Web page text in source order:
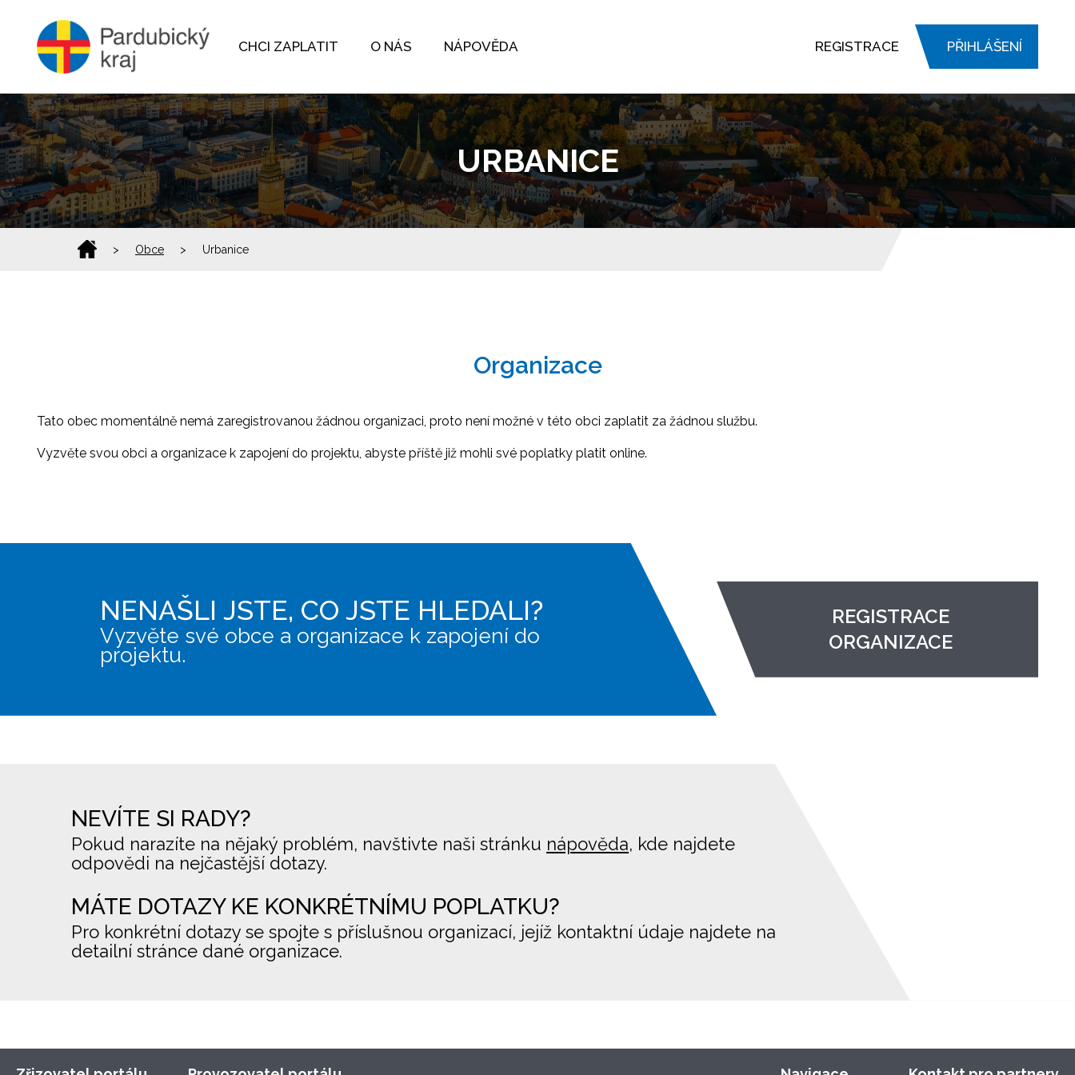
CHCI ZAPLATIT O NÁS NÁPOVĚDA REGISTRACE PŘIHLÁŠENÍ
URBANICE
> Obce > Urbanice
Organizace
Tato obec momentálně nemá zaregistrovanou žádnou organizaci, proto není možné v této obci zaplatit za žádnou službu.
Vyzvěte svou obci a organizace k zapojení do projektu, abyste příště již mohli své poplatky platit online.
NENAŠLI JSTE, CO JSTE HLEDALI?
Vyzvěte své obce a organizace k zapojení do
projektu.
REGISTRACE
ORGANIZACE
NEVÍTE SI RADY?
Pokud narazíte na nějaký problém, navštivte naši stránku nápověda, kde najdete
odpovědi na nejčastější dotazy.
MÁTE DOTAZY KE KONKRÉTNÍMU POPLATKU?
Pro konkrétní dotazy se spojte s příslušnou organizací, jejíž kontaktní údaje najdete na
detailní stránce dané organizace.